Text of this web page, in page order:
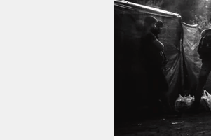
veranstaltungen
fragen & hilfe
unterstützen